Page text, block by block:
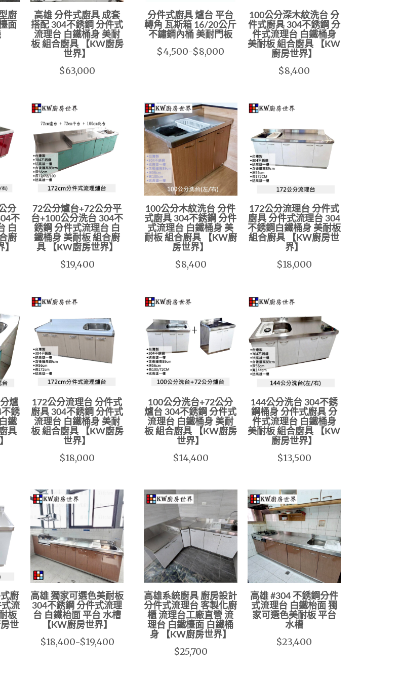
廚
面
高雄 分件式廚具 成套
搭配 304不銹鋼 分件式
流理台 白鐵桶身 美耐
板 組合廚具 【KW廚房
世界】
$63,000
分件式廚具 爐台 平台
轉角 瓦斯箱 16/20公斤
不鏽鋼內桶 美耐門板
$4,500-$8,000
100公分深木紋洗台 分
件式廚具 304不銹鋼 分
件式流理台 白鐵桶身
美耐板 組合廚具 【KW
廚房世界】
$8,400
分
不
白
廚
72公分爐台+72公分平
台+100公分洗台 304不
銹鋼 分件式流理台 白
鐵桶身 美耐板 組合廚
具 【KW廚房世界】
$19,400
100公分木紋洗台 分件
式廚具 304不銹鋼 分件
式流理台 白鐵桶身 美
耐板 組合廚具 【KW廚
房世界】
$8,400
172公分流理台 分件式
廚具 分件式流理台 304
不銹鋼白鐵桶身 美耐板
組合廚具 【KW廚房世
界】
$18,000
爐
銹
鐵
具
172公分流理台 分件式
廚具 304不銹鋼 分件式
流理台 白鐵桶身 美耐
板 組合廚具 【KW廚房
世界】
$18,000
100公分洗台+72公分
爐台 304不銹鋼 分件式
流理台 白鐵桶身 美耐
板 組合廚具 【KW廚房
世界】
$14,400
144公分洗台 304不銹
鋼桶身 分件式廚具 分
件式流理台 白鐵桶身
美耐板 組合廚具 【KW
廚房世界】
$13,500
廚
流
板
世
高雄 獨家可選色美耐板
304不銹鋼 分件式流理
台 白鐵枱面 平台 水槽
【KW廚房世界】
$18,400-$19,400
高雄系統廚具 廚房設計
分件式流理台 客製化廚
櫃 流理台工廠直營 流
理台 白鐵檯面 白鐵桶
身 【KW廚房世界】
$25,700
高雄 #304 不銹鋼分件
式流理台 白鐵枱面 獨
家可選色美耐板 平台
水槽
$23,400